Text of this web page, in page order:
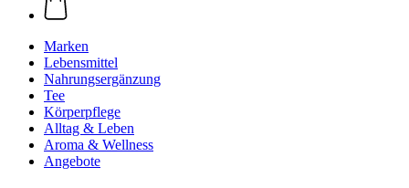
Marken
Lebensmittel
Nahrungsergänzung
Tee
Körperpflege
Alltag & Leben
Aroma & Wellness
Angebote